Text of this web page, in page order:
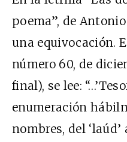
poema”, de
una equivocación.
número 60, de
final), se lee:
enumeración
nombres, del ‘laúd’